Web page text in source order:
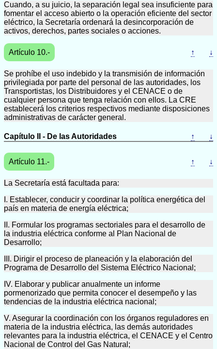
Cuando, a su juicio, la separación legal sea insuficiente para
fomentar el acceso abierto o la operación eficiente del sector
eléctrico, la Secretaría ordenará la desincorporación de
activos, derechos, partes sociales o acciones.
Artículo 10.- ↑ ↓
Se prohíbe el uso indebido y la transmisión de información
privilegiada por parte del personal de las autoridades, los
Transportistas, los Distribuidores y el CENACE o de
cualquier persona que tenga relación con ellos. La CRE
establecerá los criterios respectivos mediante disposiciones
administrativas de carácter general.
Capítulo II - De las Autoridades ↑ ↓
Artículo 11.- ↑ ↓
La Secretaría está facultada para:
I. Establecer, conducir y coordinar la política energética del
país en materia de energía eléctrica;
II. Formular los programas sectoriales para el desarrollo de
la industria eléctrica conforme al Plan Nacional de
Desarrollo;
III. Dirigir el proceso de planeación y la elaboración del
Programa de Desarrollo del Sistema Eléctrico Nacional;
IV. Elaborar y publicar anualmente un informe
pormenorizado que permita conocer el desempeño y las
tendencias de la industria eléctrica nacional;
V. Asegurar la coordinación con los órganos reguladores en
materia de la industria eléctrica, las demás autoridades
relevantes para la industria eléctrica, el CENACE y el Centro
Nacional de Control del Gas Natural;